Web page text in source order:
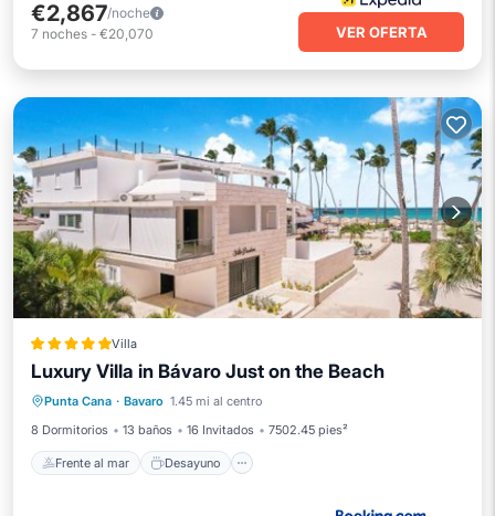
€2,867/noche
7 noches - €20,070 VER OFERTA
Villa
Luxury Villa in Bávaro Just on the Beach
Punta Cana · Bavaro 1.45 mi al centro
8 Dormitorios
13 baños 16 Invitados 7502.45 pies²
Frente al mar Desayuno
Frente al mar
Desayuno
Aparcamiento
Piscina